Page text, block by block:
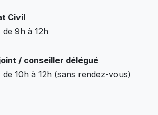
Civil
de 9h à 12h
/ conseiller délégué
de 10h à 12h (sans rendez-vous)